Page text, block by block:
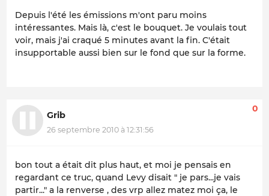
Depuis l'été les émissions m'ont paru moins
intéressantes. Mais là, c'est le bouquet. Je voulais tout
voir, mais j'ai craqué 5 minutes avant la fin. C'était
insupportable aussi bien sur le fond que sur la forme.
Grib
26 septembre 2010 à 12:31:56
0
bon tout a était dit plus haut, et moi je pensais en
regardant ce truc, quand Levy disait " je pars...je vais
partir..." a la renverse , des vrp allez matez moi ça, le